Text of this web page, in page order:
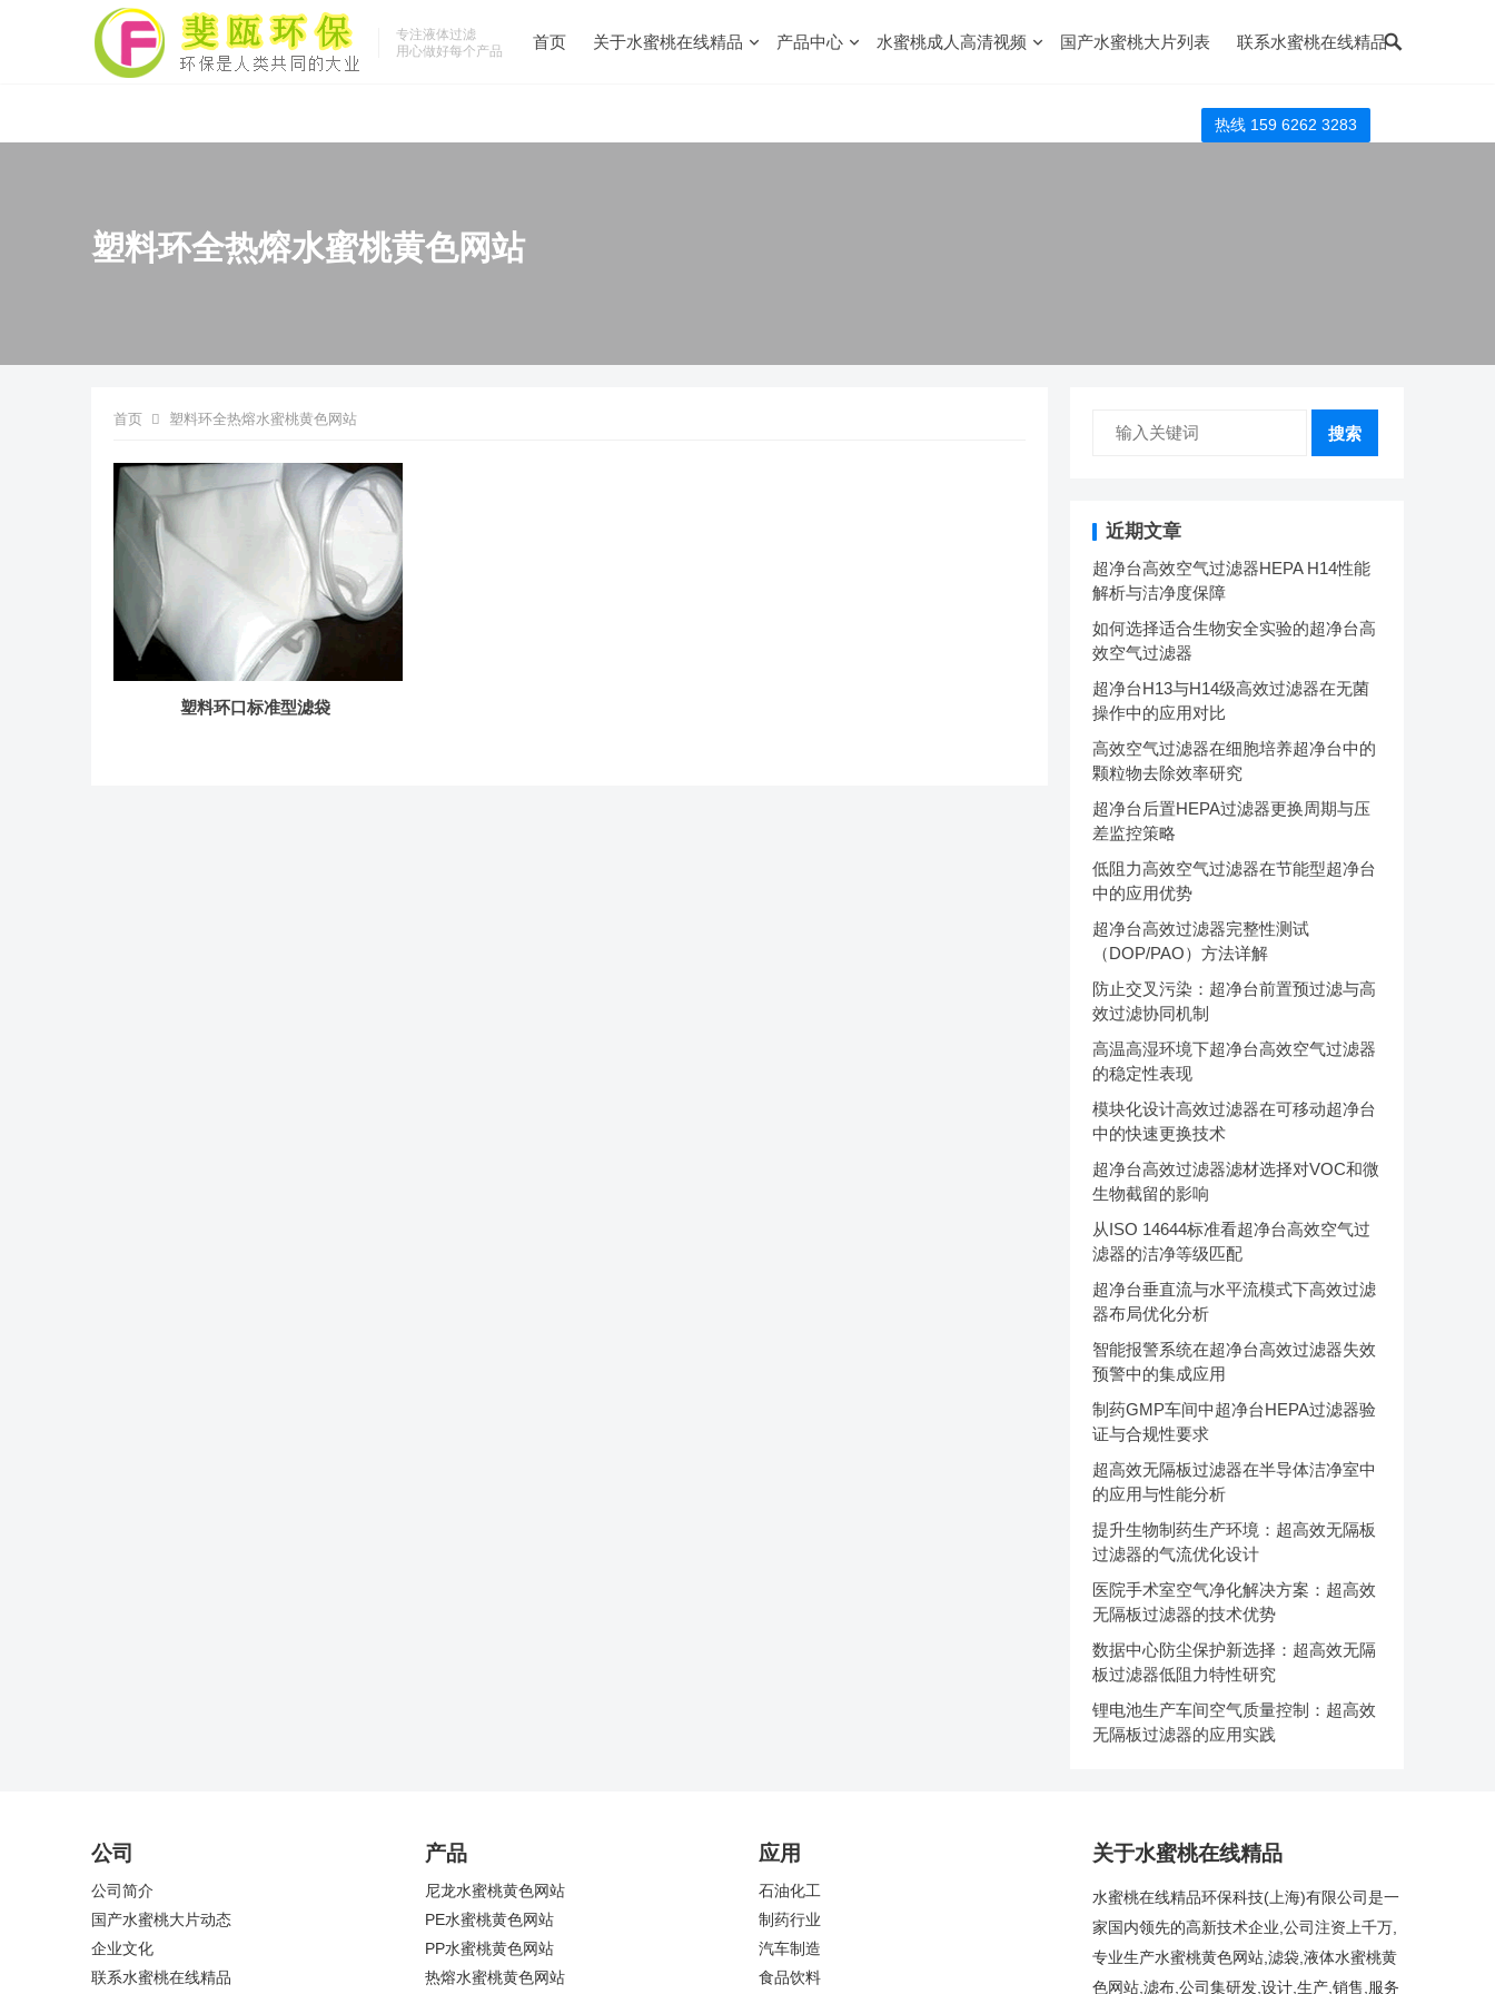
专注液体过滤
用心做好每个产品
首页 关于水蜜桃在线精品 产品中心 水蜜桃成人高清视频 国产水蜜桃大片列表 联系水蜜桃在线精品
热线 159 6262 3283
塑料环全热熔水蜜桃黄色网站
首页 塑料环全热熔水蜜桃黄色网站
塑料环口标准型滤袋
搜索
近期文章
超净台高效空气过滤器HEPA H14性能
解析与洁净度保障
如何选择适合生物安全实验的超净台高
效空气过滤器
超净台H13与H14级高效过滤器在无菌
操作中的应用对比
高效空气过滤器在细胞培养超净台中的
颗粒物去除效率研究
超净台后置HEPA过滤器更换周期与压
差监控策略
低阻力高效空气过滤器在节能型超净台
中的应用优势
超净台高效过滤器完整性测试
（DOP/PAO）方法详解
防止交叉污染：超净台前置预过滤与高
效过滤协同机制
高温高湿环境下超净台高效空气过滤器
的稳定性表现
模块化设计高效过滤器在可移动超净台
中的快速更换技术
超净台高效过滤器滤材选择对VOC和微
生物截留的影响
从ISO 14644标准看超净台高效空气过
滤器的洁净等级匹配
超净台垂直流与水平流模式下高效过滤
器布局优化分析
智能报警系统在超净台高效过滤器失效
预警中的集成应用
制药GMP车间中超净台HEPA过滤器验
证与合规性要求
超高效无隔板过滤器在半导体洁净室中
的应用与性能分析
提升生物制药生产环境：超高效无隔板
过滤器的气流优化设计
医院手术室空气净化解决方案：超高效
无隔板过滤器的技术优势
数据中心防尘保护新选择：超高效无隔
板过滤器低阻力特性研究
锂电池生产车间空气质量控制：超高效
无隔板过滤器的应用实践
公司
公司简介
国产水蜜桃大片动态
企业文化
联系水蜜桃在线精品
产品
尼龙水蜜桃黄色网站
PE水蜜桃黄色网站
PP水蜜桃黄色网站
热熔水蜜桃黄色网站
应用
石油化工
制药行业
汽车制造
食品饮料
关于水蜜桃在线精品
水蜜桃在线精品环保科技(上海)有限公司是一
家国内领先的高新技术企业,公司注资上千万,
专业生产水蜜桃黄色网站,滤袋,液体水蜜桃黄
色网站,滤布,公司集研发,设计,生产,销售,服务